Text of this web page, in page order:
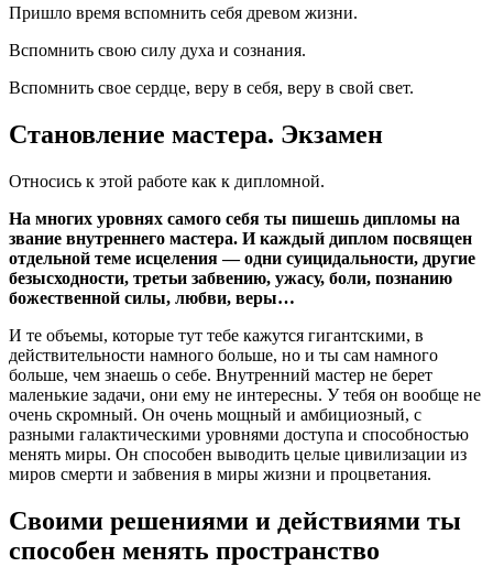
Пришло время вспомнить себя древом жизни.
Вспомнить свою силу духа и сознания.
Вспомнить свое сердце, веру в себя, веру в свой свет.
Становление мастера. Экзамен
Относись к этой работе как к дипломной.
На многих уровнях самого себя ты пишешь дипломы на
звание внутреннего мастера. И каждый диплом посвящен
отдельной теме исцеления — одни суицидальности, другие
безысходности, третьи забвению, ужасу, боли, познанию
божественной силы, любви, веры…
И те объемы, которые тут тебе кажутся гигантскими, в
действительности намного больше, но и ты сам намного
больше, чем знаешь о себе. Внутренний мастер не берет
маленькие задачи, они ему не интересны. У тебя он вообще не
очень скромный. Он очень мощный и амбициозный, с
разными галактическими уровнями доступа и способностью
менять миры. Он способен выводить целые цивилизации из
миров смерти и забвения в миры жизни и процветания.
Своими решениями и действиями ты
способен менять пространство